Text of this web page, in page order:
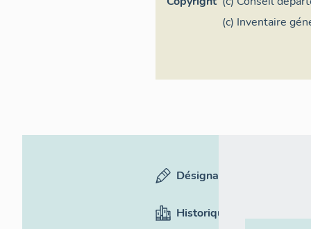
la Lozère
(c) Inventaire
Désignation
Historique